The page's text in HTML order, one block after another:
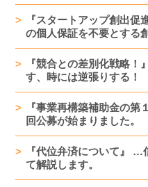
『スタートアップ創出
の個人保証を不要とする
『競合との差別化戦略
す、時には逆張りする！
『事業再構築補助金の
回公募が始まりました。
『代位弁済について』
て解説します。